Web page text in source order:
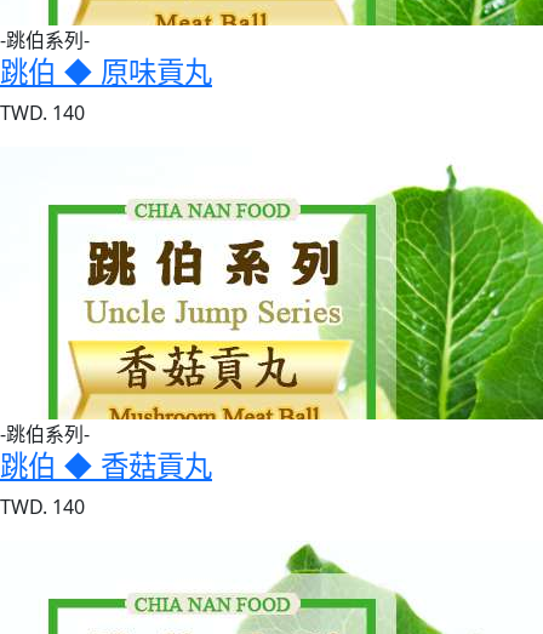
-跳伯系列-
跳伯 ◆ 原味貢丸
TWD. 140
-跳伯系列-
跳伯 ◆ 香菇貢丸
TWD. 140